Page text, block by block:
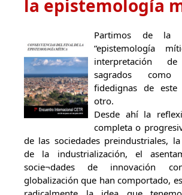
la epistemología
Partimos de la
“epistemología
interpretación
sagrados como
fidedignas de
otro.
Desde ahí la
completa o
de las sociedades preindustriales,
de la industrialización, el
socie¬dades de innovación
globalización que han comportado,